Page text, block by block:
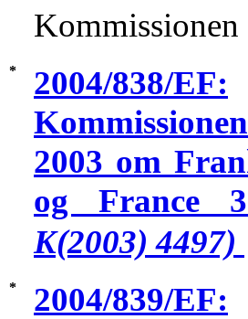
Kommissionen
*
2004/838/EF:
2003 om
og France
K(2003) 4497)
*
2004/839/EF: